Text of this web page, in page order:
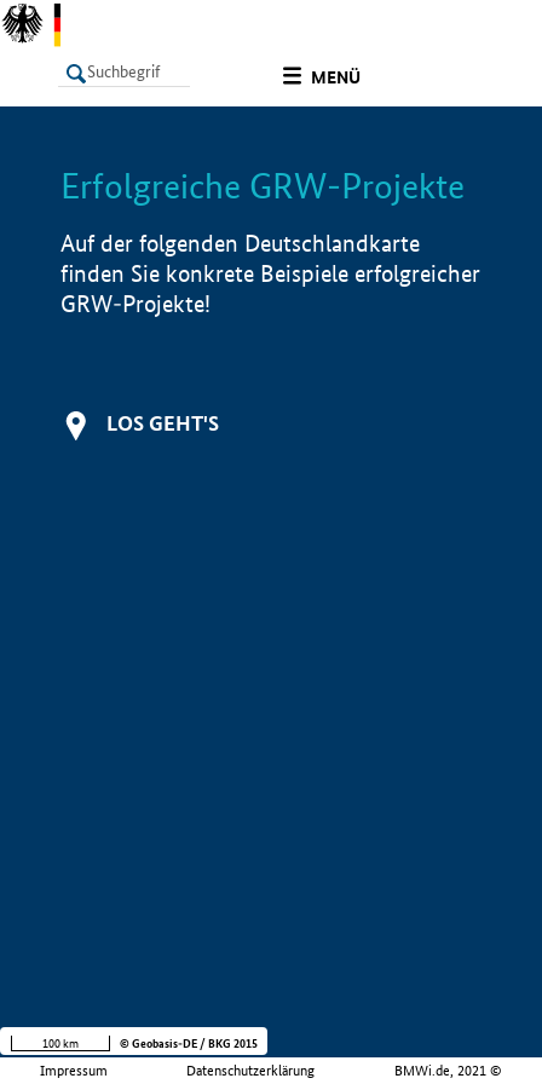
MENÜ
LISTE Info
Erfolgreiche GRW-Projekte
Auf der folgenden Deutschlandkarte
finden Sie konkrete Beispiele erfolgreicher
GRW-Projekte!
LOS GEHT'S
Impressum Datenschutzerklärung BMWi.de, 2021 ©
100 km © Geobasis-DE / BKG 2015